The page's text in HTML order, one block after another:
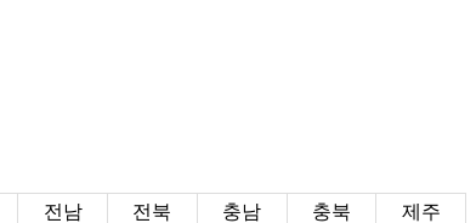
전남 전북 충남 충북 제주